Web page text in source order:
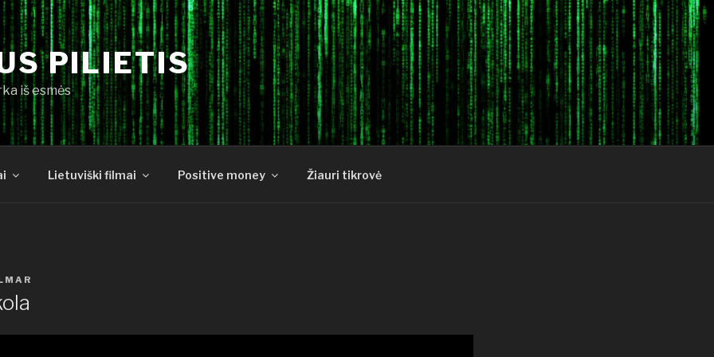
PILIETIS
iš esmės
Lietuviški filmai Positive money Žiauri tikrovė